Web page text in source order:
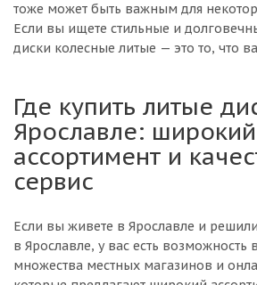
тоже может быть важным для
Если вы ищете стильные и
диски колесные литые — это то, что
Где купить литые
Ярославле: широкий
ассортимент и
сервис
Если вы живете в Ярославле и
в Ярославле, у вас есть возможность
множества местных магазинов и